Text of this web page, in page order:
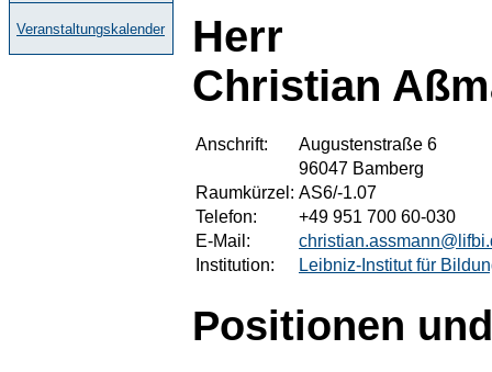
Veranstaltungskalender
Herr
Christian
Anschrift:
Augustenstraße 6
96047 Bamberg
Raumkürzel: AS6/-1.07
Telefon:
+49 951 700 60-030
E-Mail:
Institution:
Leibniz-Institut für
Positionen